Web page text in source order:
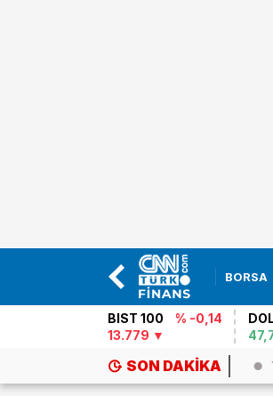
BORSA
BIST 100
% -0,14
13.779
SON DAKIKA
737 MAX uçakları için kritik...